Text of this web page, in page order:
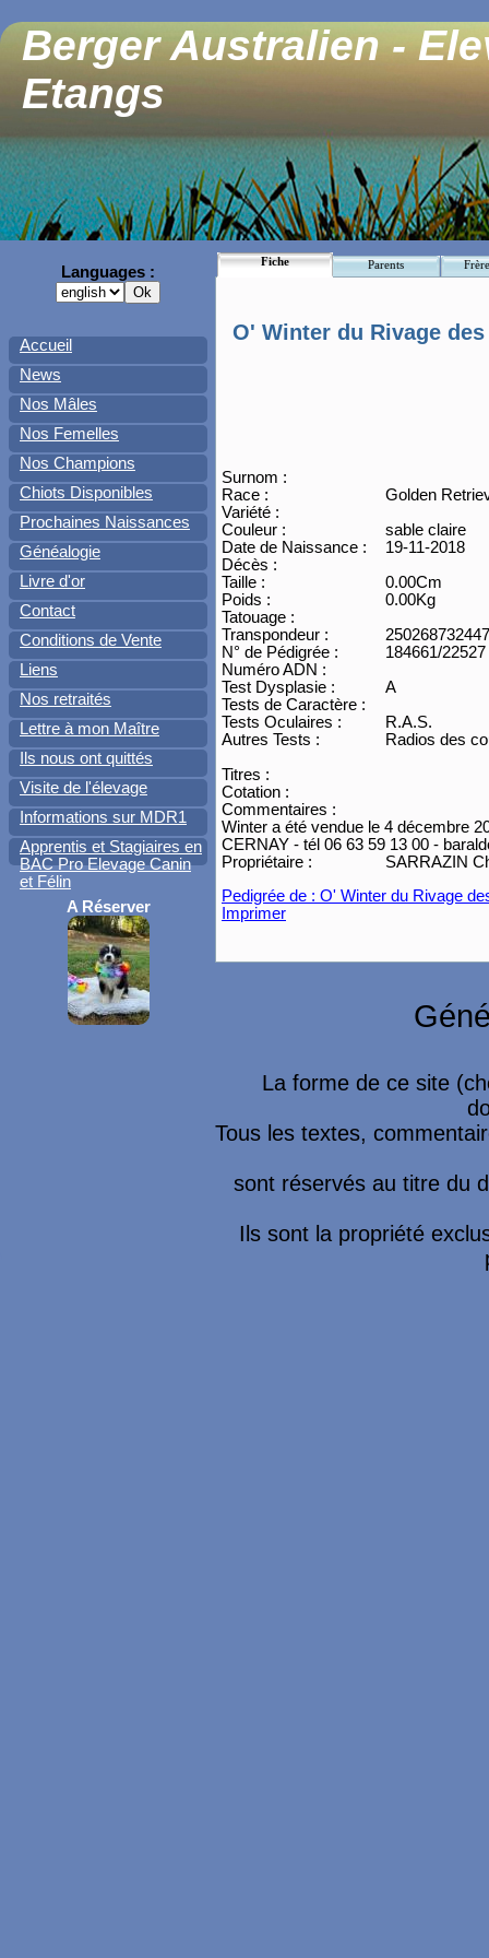
Berger Australien -
Etangs
Languages :
Accueil
News
Nos Mâles
Nos Femelles
Nos Champions
Chiots Disponibles
Prochaines Naissances
Généalogie
Livre d'or
Contact
Conditions de Vente
Liens
Nos retraités
Lettre à mon Maître
Ils nous ont quittés
Visite de l'élevage
Informations sur MDR1
Apprentis et Stagiaires en
BAC Pro Elevage Canin
et Félin
A Réserver
Fiche Parents
O' Winter du Rivage
Surnom :
Race :
Golden
Variété :
Couleur :
sable claire
Date de Naissance :
19-11-2018
Décès :
Taille :
0.00Cm
Poids :
0.00Kg
Tatouage :
Transpondeur :
N° de Pédigrée :
184661/22527
Numéro ADN :
Test Dysplasie :
A
Tests de Caractère :
Tests Oculaires :
R.A.S.
Autres Tests :
Radios des
Titres :
Cotation :
Commentaires :
Winter a été vendue le 4 décembre
CERNAY - tél 06 63 59 13 00 -
Propriétaire :
SARRAZIN
Pedigrée de : O' Winter du Rivage
Imprimer
La forme de ce site
Tous les textes,
sont réservés au titre du
Ils sont la propriété